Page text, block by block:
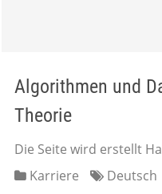
Algorithmen und
Theorie
Die Seite wird erstellt
Karriere
Deutsch